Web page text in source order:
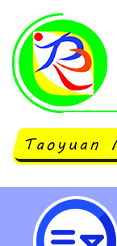
有關衛生
境」宣導